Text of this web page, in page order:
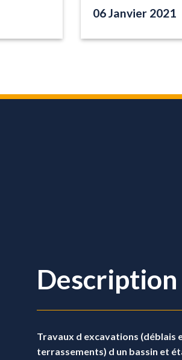
06 Janvier 2021
Description
Travaux d excavations (déblais
terrassements) d un bassin et